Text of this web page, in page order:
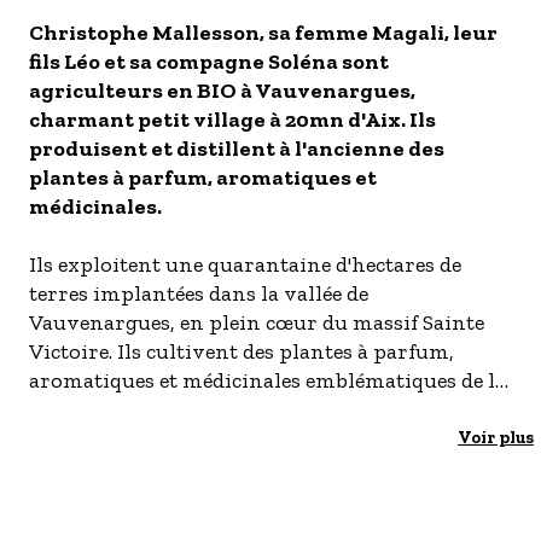
- Les établissements Accueil vélo
LES OFFRES MYPROVENCE
S'inscrire à nos newsletters
Christophe Mallesson, sa femme Magali, leur
fils Léo et sa compagne Soléna sont
agriculteurs en BIO à Vauvenargues,
charmant petit village à 20mn d'Aix. Ils
produisent et distillent à l'ancienne des
plantes à parfum, aromatiques et
médicinales.
Ils exploitent une quarantaine d'hectares de
terres implantées dans la vallée de
Vauvenargues, en plein cœur du massif Sainte
Victoire. Ils cultivent des plantes à parfum,
aromatiques et médicinales emblématiques de la
de Provence : la lavande vraie, le lavandin et laVoir plus